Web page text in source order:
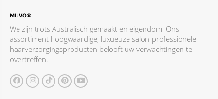
MUVO®
We zijn trots Australisch gemaakt en eigendom. Ons
assortiment hoogwaardige, luxueuze salon-professionele
haarverzorgingsproducten belooft uw verwachtingen te
overtreffen.